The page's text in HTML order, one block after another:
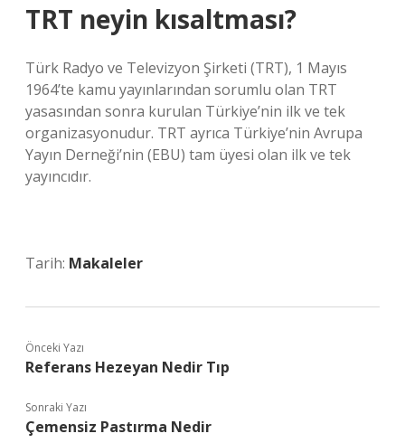
TRT neyin kısaltması?
Türk Radyo ve Televizyon Şirketi (TRT), 1 Mayıs
1964’te kamu yayınlarından sorumlu olan TRT
yasasından sonra kurulan Türkiye’nin ilk ve tek
organizasyonudur. TRT ayrıca Türkiye’nin Avrupa
Yayın Derneği’nin (EBU) tam üyesi olan ilk ve tek
yayıncıdır.
Tarih: Makaleler
Önceki Yazı
Referans Hezeyan Nedir Tıp
Sonraki Yazı
Çemensiz Pastırma Nedir